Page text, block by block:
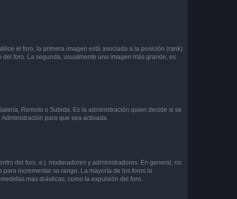
el foro, la primera imagen está asociada a la posición (rank)
foro. La segunda, usualmente una imagen más grande, es
Remoto o Subida. Es la administración quien decide si se
para que sea activada.
del foro, e.j. moderadores y administradores. En general, no
incrementar su rango. La mayoría de los foros lo
mas drásticas, como la expulsión del foro.